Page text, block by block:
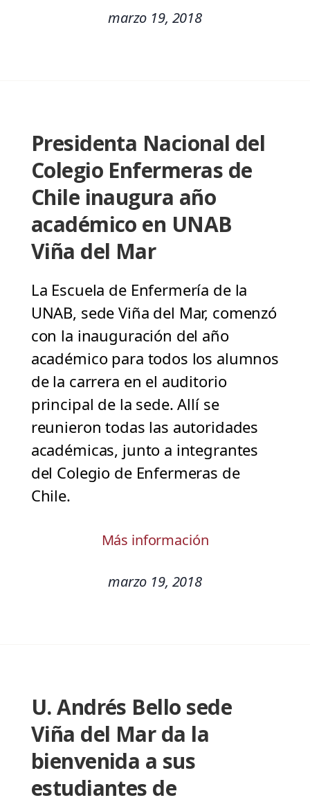
marzo 19, 2018
Presidenta Nacional del
Colegio Enfermeras de
Chile inaugura año
académico en UNAB
Viña del Mar
La Escuela de Enfermería de la
UNAB, sede Viña del Mar, comenzó
con la inauguración del año
académico para todos los alumnos
de la carrera en el auditorio
principal de la sede. Allí se
reunieron todas las autoridades
académicas, junto a integrantes
del Colegio de Enfermeras de
Chile.
Más información
marzo 19, 2018
U. Andrés Bello sede
Viña del Mar da la
bienvenida a sus
estudiantes de